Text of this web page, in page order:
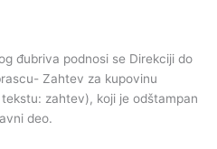
đubriva podnosi se Direkciji do
Zahtev za kupovinu
zahtev), koji je odštampan
deo.